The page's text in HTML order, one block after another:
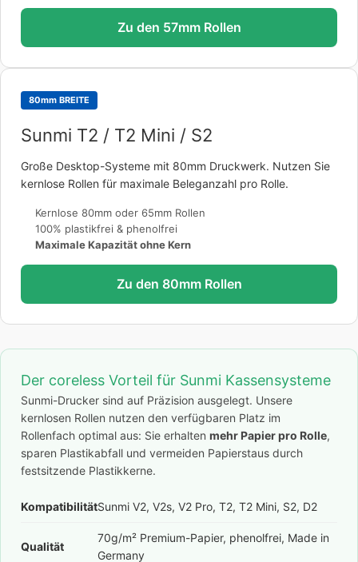
Zu den 57mm Rollen
80mm BREITE
Sunmi T2 / T2 Mini / S2
Große Desktop-Systeme mit 80mm Druckwerk. Nutzen Sie
kernlose Rollen für maximale Beleganzahl pro Rolle.
Kernlose 80mm oder 65mm Rollen
100% plastikfrei & phenolfrei
Maximale Kapazität ohne Kern
Zu den 80mm Rollen
Der coreless Vorteil für Sunmi Kassensysteme
Sunmi-Drucker sind auf Präzision ausgelegt. Unsere
kernlosen Rollen nutzen den verfügbaren Platz im
Rollenfach optimal aus: Sie erhalten mehr Papier pro Rolle,
sparen Plastikabfall und vermeiden Papierstaus durch
festsitzende Plastikkerne.
KompatibilitätSunmi V2, V2s, V2 Pro, T2, T2 Mini, S2, D2
Qualität
70g/m² Premium-Papier, phenolfrei, Made in
Germany